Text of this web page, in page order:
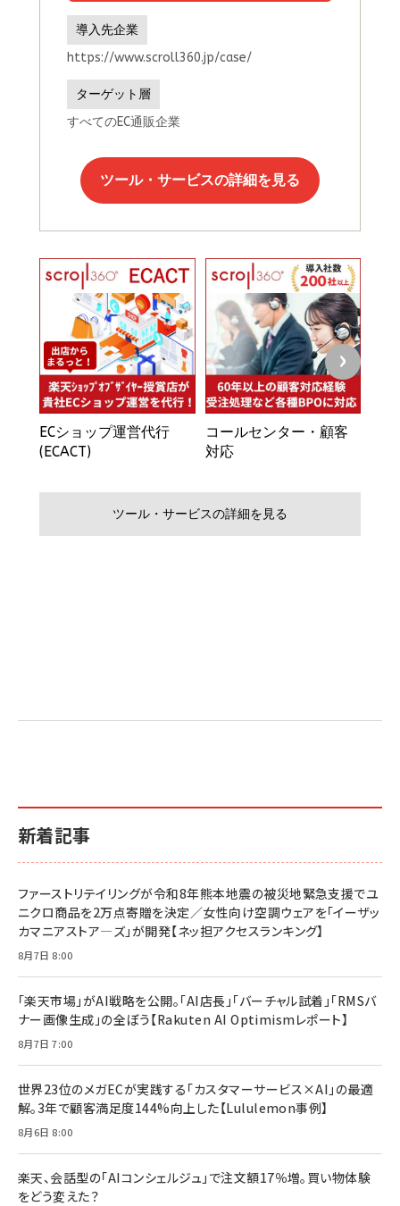
新着記事
ファーストリテイリングが令和8年熊本地震の被災地緊急支援でユ
ニクロ商品を2万点寄贈を決定／女性向け空調ウェアを「イーザッ
カマニアストア―ズ」が開発【ネッ担アクセスランキング】
8月7日 8:00
「楽天市場」がAI戦略を公開。「AI店長」「バーチャル試着」「RMSバ
ナー画像生成」の全ぼう【Rakuten AI Optimismレポート】
8月7日 7:00
世界23位のメガECが実践する「カスタマーサービス×AI」の最適
解。3年で顧客満足度144%向上した【Lululemon事例】
8月6日 8:00
楽天、会話型の「AIコンシェルジュ」で注文額17％増。買い物体験
をどう変えた？